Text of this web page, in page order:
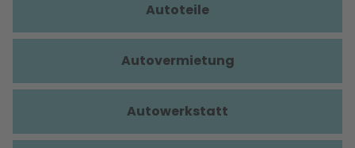
Autoteile
Autovermietung
Autowerkstatt